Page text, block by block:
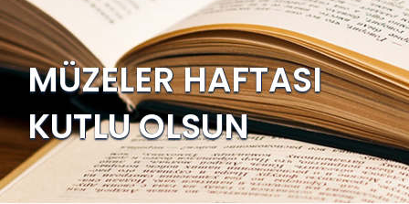
MÜZELER HAFTASI
KUTLU OLSUN